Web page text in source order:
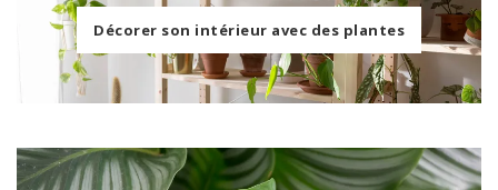
Décorer son intérieur avec des plantes